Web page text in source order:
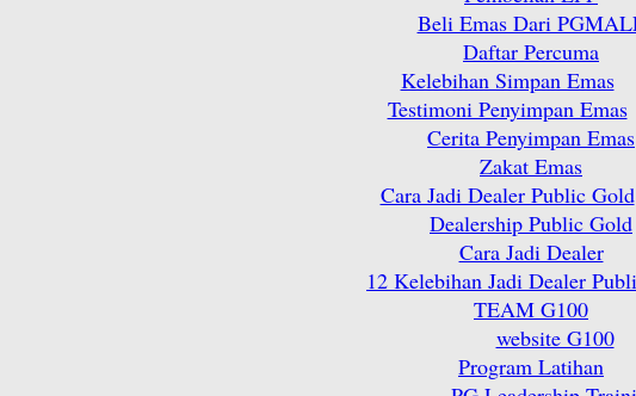
Beli Emas Dari
Daftar Percuma
Kelebihan Simpan Emas
Testimoni Penyimpan Emas
Cerita Penyimpan Emas
Zakat Emas
Cara Jadi Dealer Public Gold
Dealership Public Gold
Cara Jadi Dealer
12 Kelebihan Jadi Dealer
TEAM G100
website G100
Program Latihan